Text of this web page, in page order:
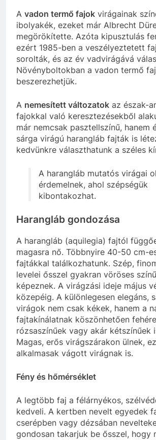
A vadon termő fajok virágainak
ibolyakék, ezeket már Albrecht
megörökítette. Azóta kipusztulás
ezért 1985-ben a veszélyeztetett
sorolták, és az év vadvirágává
Növényboltokban a vadon termő
beszerezhetjük.
A nemesített változatok az észak-
fajokkal való keresztezésekből
már nemcsak pasztellszínű, hanem
sárga virágú harangláb fajták is
kedvünkre választhatunk a széles
A harangláb mutatós virágai
érdemelnek, ahol szépségük
kibontakozhat.
Harangláb gondozása
A harangláb (aquilegia) fajtól
magasra nő. Többnyire 40-50 cm-
fajtákkal találkozhatunk. Szép,
levelei ősszel gyakran vöröses
képeznek. A virágzási ideje május
közepéig. A különlegesen elegáns,
virágok nem csak kékek, hanem a
fajtakínálatnak köszönhetően
rózsaszínűek vagy akár kétszínűek
Magas, erős virágszárakon ülnek,
alkalmasak vágott virágnak is.
Fény és hőmérséklet
A legtöbb faj a félárnyékos,
kedveli. A kertben nevelt egyedek
cserépben vagy dézsában
gondosan takarjuk be ősszel, hogy